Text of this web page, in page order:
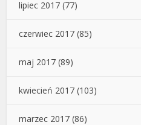
lipiec 2017 (77)
czerwiec 2017 (85)
maj 2017 (89)
kwiecień 2017 (103)
marzec 2017 (86)